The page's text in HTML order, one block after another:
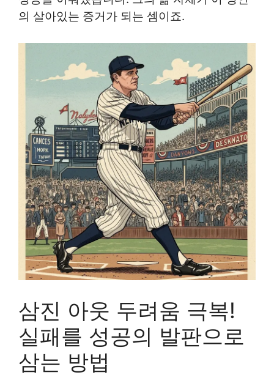
의 살아있는 증거가 되는 셈이죠.
삼진 아웃 두려움 극복!
실패를 성공의 발판으로
삼는 방법